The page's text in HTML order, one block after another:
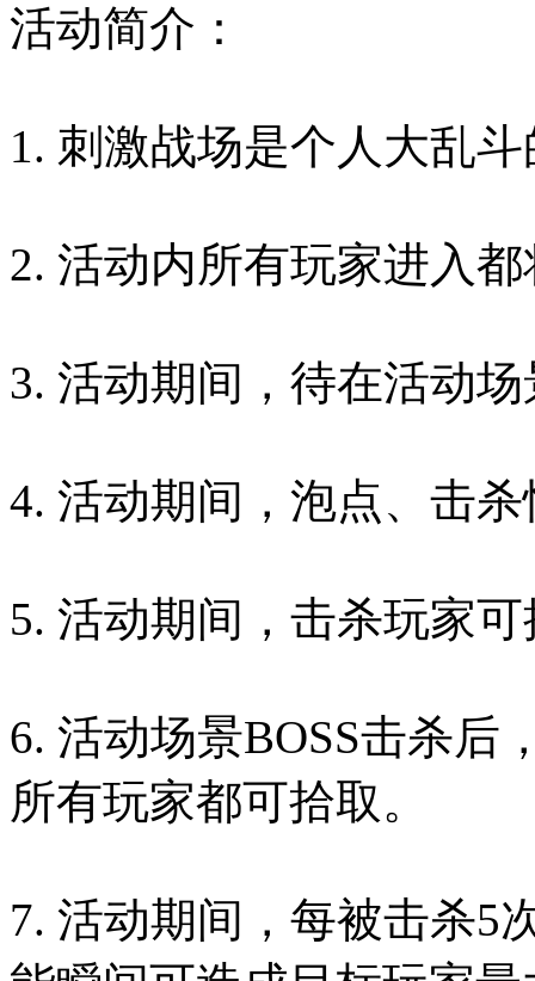
活动简介：
1. 刺激战场是个人大乱
2. 活动内所有玩家进入
3. 活动期间，待在活动
4. 活动期间，泡点、击
5. 活动期间，击杀玩家
6. 活动场景BOSS击杀后
所有玩家都可拾取。
7. 活动期间，每被击杀5